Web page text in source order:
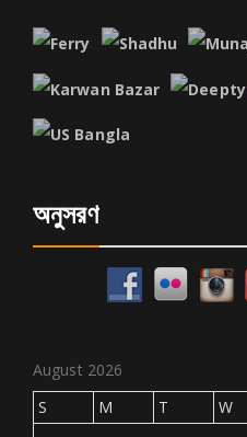
অনুসরণ
August 2026
S
M T W